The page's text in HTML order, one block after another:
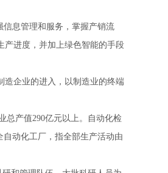
信息管理和服务，掌握产销流
产进度，并加上绿色智能的手段
造企业的进入，以制造业的终端
总产值290亿元以上。自动化检
动化工厂，指全部生产活动由